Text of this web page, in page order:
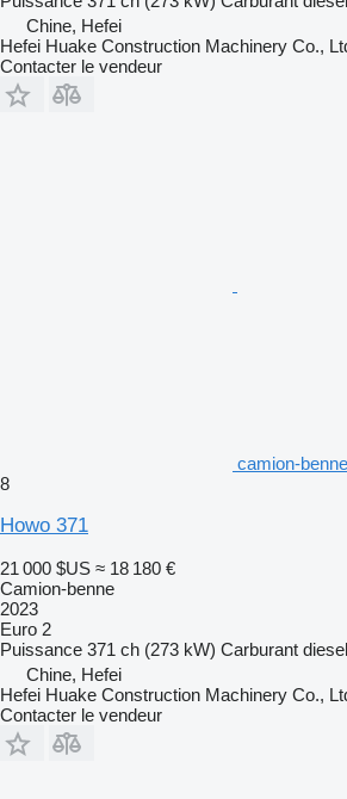
Chine, Hefei
Hefei Huake Construction Machinery Co.,
Contacter le vendeur
camion-
8
Howo 371
21 000 $US ≈ 18 180 €
Camion-benne
2023
Euro 2
Puissance 371 ch (273 kW) Carburant diesel
Chine, Hefei
Hefei Huake Construction Machinery Co.,
Contacter le vendeur